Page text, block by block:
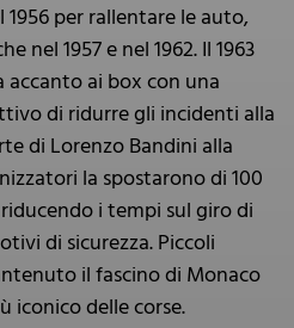
per rallentare le auto,
nel 1957 e nel 1962. Il 1963
ai box con una
di ridurre gli incidenti alla
di Lorenzo Bandini alla
la spostarono di 100
i tempi sul giro di
di sicurezza. Piccoli
il fascino di Monaco
iconico delle corse.